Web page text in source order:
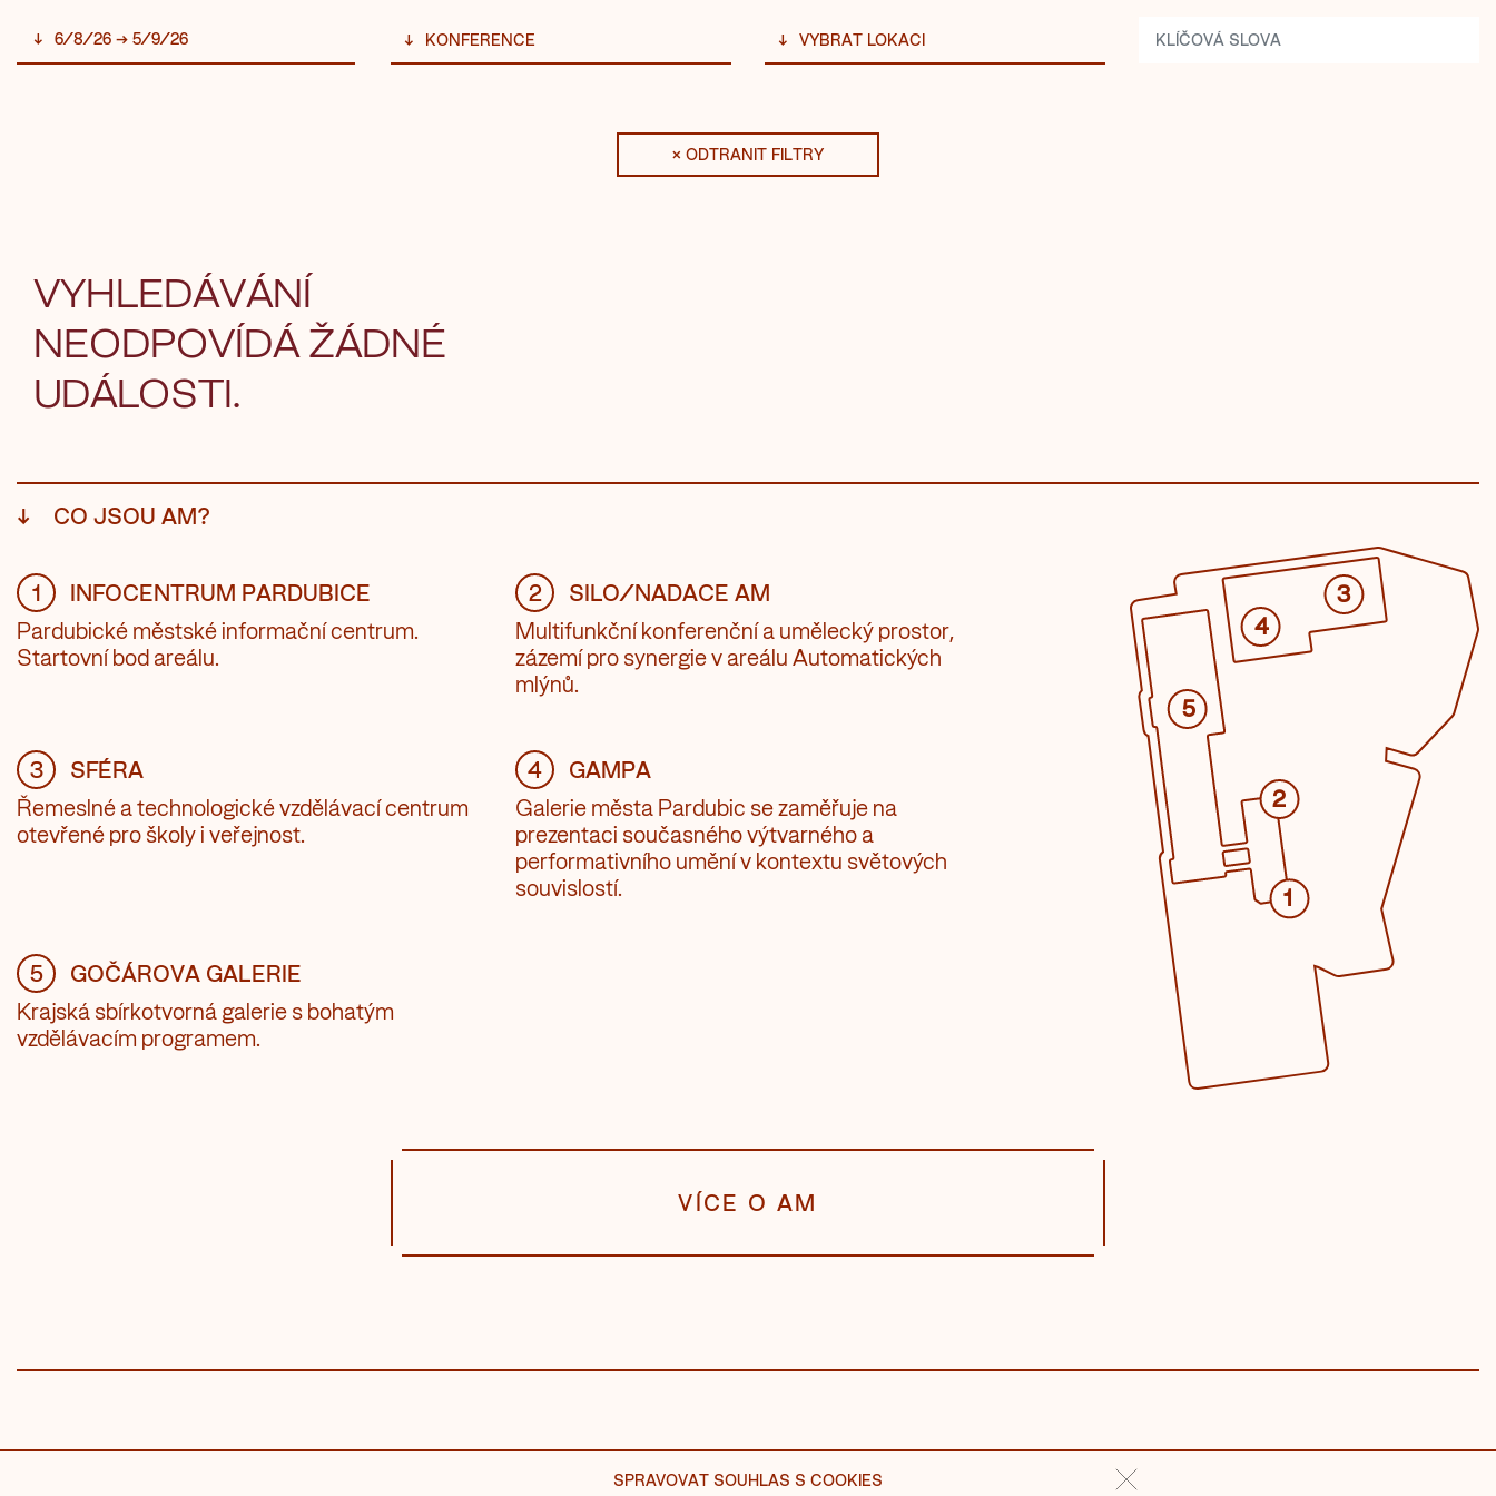
SPRAVOVAT SOUHLAS S COOKIES
6/8/26 → 5/9/26 KONFERENCE VYBRAT LOKACI
× ODTRANIT FILTRY
VYHLEDÁVÁNÍ
NEODPOVÍDÁ ŽÁDNÉ
UDÁLOSTI.
↓ CO JSOU AM?
1
INFOCENTRUM PARDUBICE
Pardubické městské informační centrum.
Startovní bod areálu.
2
SILO/NADACE AM
Multifunkční konferenční a umělecký prostor,
zázemí pro synergie v areálu Automatických
mlýnů.
3
SFÉRA
Řemeslné a technologické vzdělávací centrum
otevřené pro školy i veřejnost.
4
GAMPA
Galerie města Pardubic se zaměřuje na
prezentaci současného výtvarného a
performativního umění v kontextu světových
souvislostí.
5
GOČÁROVA GALERIE
Krajská sbírkotvorná galerie s bohatým
vzdělávacím programem.
5
4
1
3
2
VÍCE O AM